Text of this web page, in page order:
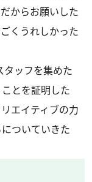
からお願いした
くうれしかった
タッフを集めた
とを証明した
エイティブの力
ついていきた